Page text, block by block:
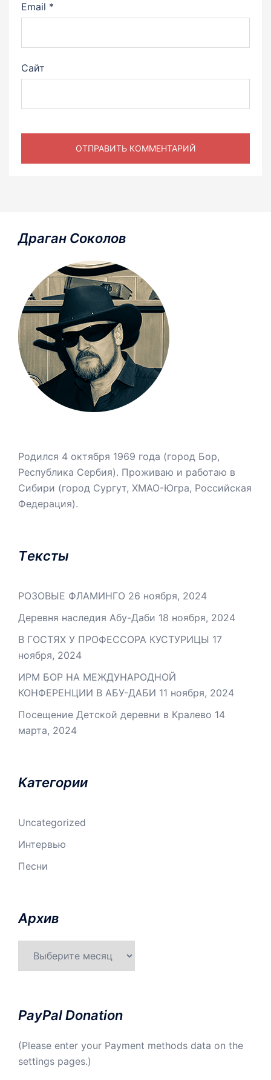
Email *
Сайт
Драган Соколов
Родился 4 октября 1969 года (город Бор,
Республика Сербия). Проживаю и работаю в
Сибири (город Сургут, ХМАО-Югра, Российская
Федерация).
Tексты
РОЗОВЫЕ ФЛАМИНГО 26 ноября, 2024
Деревня наследия Абу-Даби 18 ноября, 2024
В ГОСТЯХ У ПРОФЕССОРА КУСТУРИЦЫ 17
ноября, 2024
ИРМ БОР НА МЕЖДУНАРОДНОЙ
КОНФЕРЕНЦИИ В АБУ-ДАБИ 11 ноября, 2024
Посещение Детской деревни в Кралево 14
марта, 2024
Kатегории
Uncategorized
Интервью
Песни
Aрхив
PayPal Donation
(Please enter your Payment methods data on the
settings pages.)